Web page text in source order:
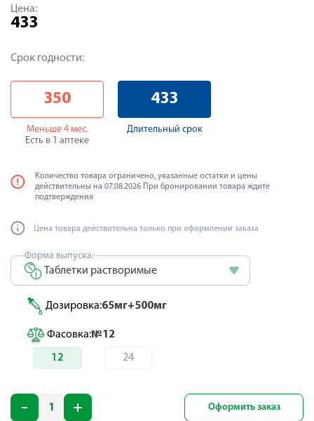
Цена:
433
Срок годности:
350
Меньше 4 мес.
Есть в 1 аптеке
433
Длительный срок
Количество товара ограничено, указанные остатки и цены
действительны на 07.08.2026 При бронировании товара ждите
подтверждения
Цена товара действительна только при оформлении заказа
Форма выпуска:
Таблетки растворимые
Дозировка:65мг+500мг
Фасовка:№12
12 24
Оформить заказ